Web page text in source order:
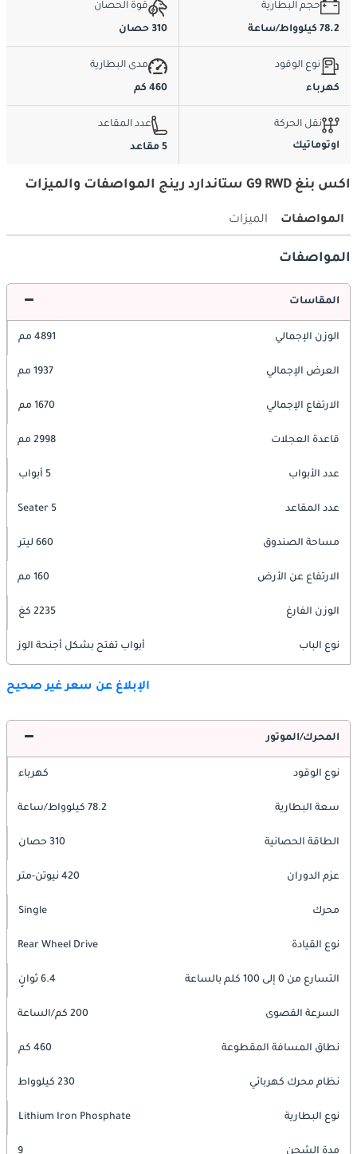
حجم البطارية
78.2 كيلوواط/ساعة
قوة الحصان
310 حصان
نوع الوقود
كهرباء
مدى البطارية
460 كم
نقل الحركة
اوتوماتيك
عدد المقاعد
5 مقاعد
اكس بنغ G9 RWD ستاندارد رينج المواصفات والميزات
المواصفات الميزات
المواصفات
المقاسات
الوزن الإجمالي 4891 مم
العرض الإجمالي 1937 مم
الارتفاع الإجمالي 1670 مم
قاعدة العجلات 2998 مم
عدد الأبواب 5 أبواب
عدد المقاعد 5 Seater
مساحة الصندوق 660 ليتر
الارتفاع عن الأرض 160 مم
الوزن الفارغ 2235 كغ
نوع الباب أبواب تفتح بشكل أجنحة الوز
الإبلاغ عن سعر غير صحيح
المحرك/الموتور
نوع الوقود كهرباء
سعة البطارية 78.2 كيلوواط/ساعة
الطاقة الحصانية 310 حصان
عزم الدوران 420 نيوتن-متر
محرك Single
نوع القيادة Rear Wheel Drive
التسارع من 0 إلى 100 كلم بالساعة 6.4 ثوانٍ
السرعة القصوى 200 كم/الساعة
نطاق المسافة المقطوعة 460 كم
نظام محرك كهربائي 230 كيلوواط
نوع البطارية Lithium Iron Phosphate